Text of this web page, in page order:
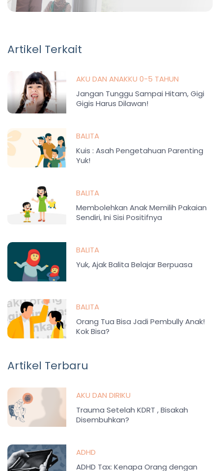
Artikel Terkait
AKU DAN ANAKKU 0-5 TAHUN
Jangan Tunggu Sampai Hitam, Gigi
Gigis Harus Dilawan!
BALITA
Kuis : Asah Pengetahuan Parenting
Yuk!
BALITA
Membolehkan Anak Memilih Pakaian
Sendiri, Ini Sisi Positifnya
BALITA
Yuk, Ajak Balita Belajar Berpuasa
BALITA
Orang Tua Bisa Jadi Pembully Anak!
Kok Bisa?
Artikel Terbaru
AKU DAN DIRIKU
Trauma Setelah KDRT , Bisakah
Disembuhkan?
ADHD
ADHD Tax: Kenapa Orang dengan